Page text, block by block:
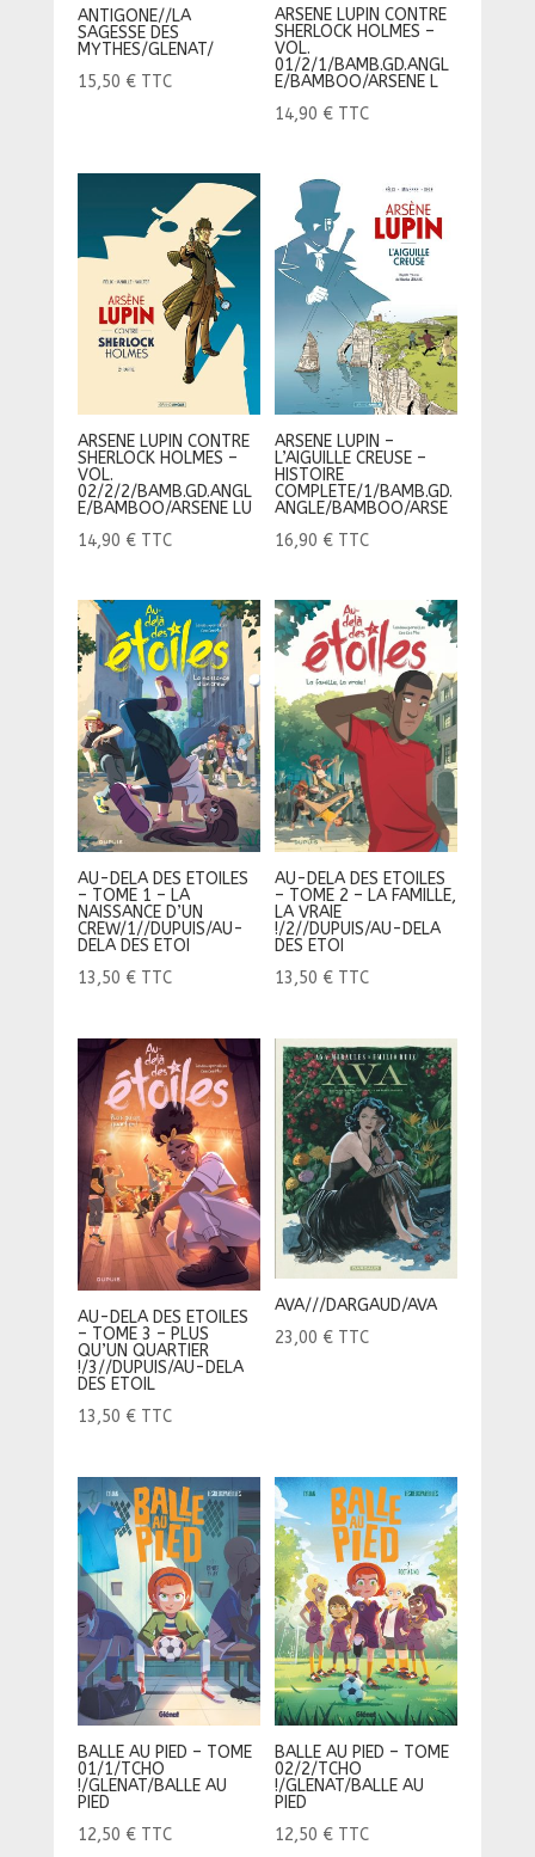
ANTIGONE//LA
SAGESSE DES
MYTHES/GLENAT/
15,50 € TTC
ARSENE LUPIN CONTRE
SHERLOCK HOLMES –
VOL.
01/2/1/BAMB.GD.ANGL
E/BAMBOO/ARSENE L
14,90 € TTC
ARSENE LUPIN CONTRE
SHERLOCK HOLMES –
VOL.
02/2/2/BAMB.GD.ANGL
E/BAMBOO/ARSENE LU
14,90 € TTC
ARSENE LUPIN –
L’AIGUILLE CREUSE –
HISTOIRE
COMPLETE/1/BAMB.GD.
ANGLE/BAMBOO/ARSE
16,90 € TTC
AU-DELA DES ETOILES
– TOME 1 – LA
NAISSANCE D’UN
CREW/1//DUPUIS/AU-
DELA DES ETOI
13,50 € TTC
AU-DELA DES ETOILES
– TOME 2 – LA FAMILLE,
LA VRAIE
!/2//DUPUIS/AU-DELA
DES ETOI
13,50 € TTC
AU-DELA DES ETOILES
– TOME 3 – PLUS
QU’UN QUARTIER
!/3//DUPUIS/AU-DELA
DES ETOIL
13,50 € TTC
AVA///DARGAUD/AVA
23,00 € TTC
BALLE AU PIED – TOME
01/1/TCHO
!/GLENAT/BALLE AU
PIED
12,50 € TTC
BALLE AU PIED – TOME
02/2/TCHO
!/GLENAT/BALLE AU
PIED
12,50 € TTC